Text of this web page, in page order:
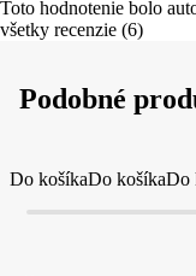
Toto hodnotenie bolo
všetky recenzie (6)
Podobné
Do košíkaDo košíkaDo